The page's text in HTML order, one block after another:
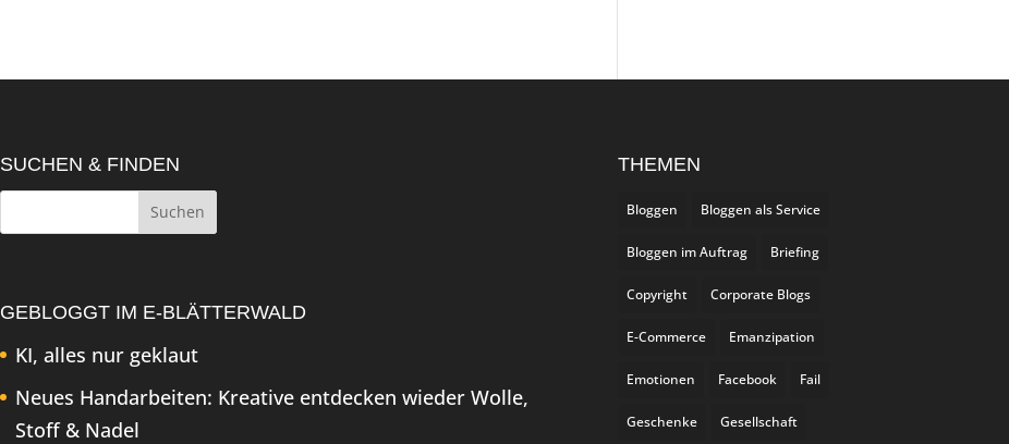
SUCHEN & FINDEN
GEBLOGGT IM E-BLÄTTERWALD
KI, alles nur geklaut
Neues Handarbeiten: Kreative entdecken wieder Wolle,
Stoff & Nadel
THEMEN
Bloggen Bloggen als Service
Bloggen im Auftrag Briefing
Copyright Corporate Blogs
E-Commerce Emanzipation
Emotionen Facebook Fail
Geschenke Gesellschaft